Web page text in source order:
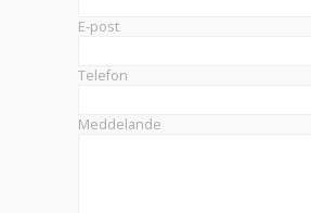
E-post
Telefon
Meddelande